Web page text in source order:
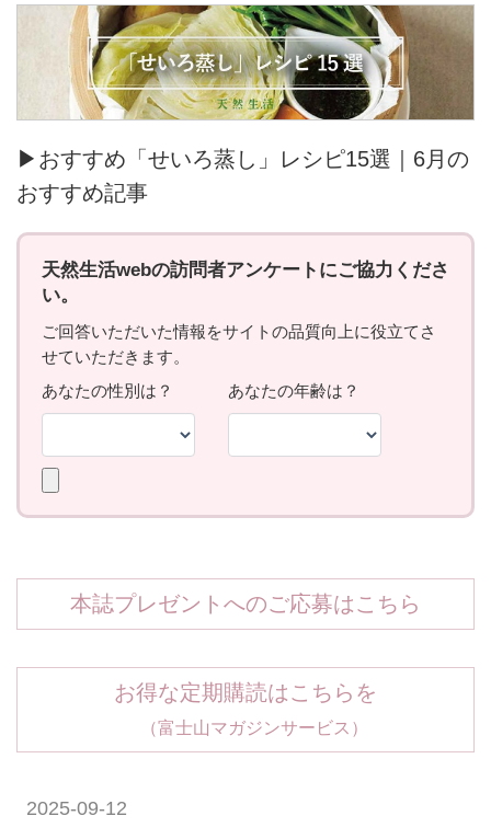
▶おすすめ「せいろ蒸し」レシピ15選｜6月の
おすすめ記事
本誌プレゼントへのご応募はこちら
お得な定期購読はこちらを
（富士山マガジンサービス）
2025-09-12